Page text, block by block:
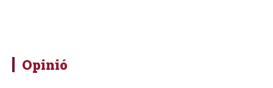
Opinió